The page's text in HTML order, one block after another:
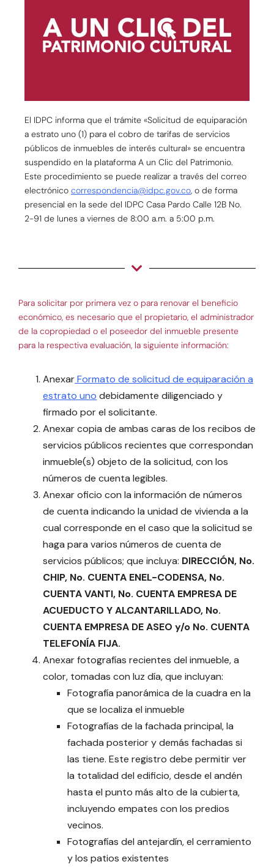
El IDPC informa que el trámite «Solicitud de equiparación
a estrato uno (1) para el cobro de tarifas de servicios
públicos de inmuebles de interés cultural» se encuentra
suspendido en la plataforma A un Clic del Patrimonio.
Este procedimiento se puede realizar a través del correo
electrónico correspondencia@idpc.gov.co, o de forma
presencial en la sede del IDPC Casa Pardo Calle 12B No.
2-91 de lunes a viernes de 8:00 a.m. a 5:00 p.m.
Para solicitar por primera vez o para renovar el beneficio
económico, es necesario que el propietario, el administrador
de la copropiedad o el poseedor del inmueble presente
para la respectiva evaluación, la siguiente información:
AnexarFormato de solicitud de equiparación a
estrato uno debidamente diligenciado y
firmado por el solicitante.
Anexar copia de ambas caras de los recibos de
servicios públicos recientes que correspondan
inmueble(s) objeto de la solicitud, con los
números de cuenta legibles.
Anexar oficio con la información de números
de cuenta indicando la unidad de vivienda a la
cual corresponde en el caso que la solicitud se
haga para varios números de cuenta de
servicios públicos; que incluya: DIRECCIÓN, No.
CHIP, No. CUENTA ENEL-CODENSA, No.
CUENTA VANTI, No. CUENTA EMPRESA DE
ACUEDUCTO Y ALCANTARILLADO, No.
CUENTA EMPRESA DE ASEO y/o No. CUENTA
TELEFONÍA FIJA.
Anexar fotografías recientes del inmueble, a
color, tomadas con luz día, que incluyan:
Fotografía panorámica de la cuadra en la
que se localiza el inmueble
Fotografías de la fachada principal, la
fachada posterior y demás fachadas si
las tiene. Este registro debe permitir ver
la totalidad del edificio, desde el andén
hasta el punto más alto de la cubierta,
incluyendo empates con los predios
vecinos.
Fotografías del antejardín, el cerramiento
y los patios existentes